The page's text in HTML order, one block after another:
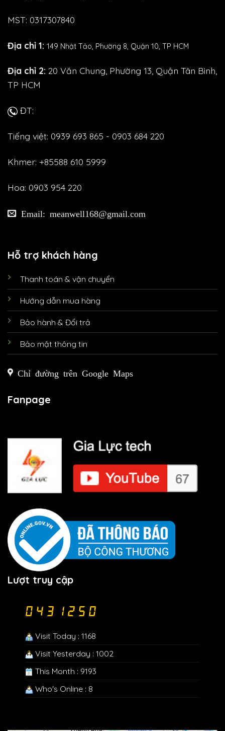
MST: 0317307840
Địa chỉ 1: 149 Nhật Tảo, Phường 8, Quận 10, TP HCM
Địa chỉ 2: 20 Văn Chung, Phường 13, Quận Tân Bình,
TP HCM
ĐT:
Tiếng việt: 0939 693 865 - 0903 684 220
Khmer: +85588 610 5999
Hoa: 0903 954 220
Email: meanwell168@gmail.com
Hỗ trợ khách hàng
Thanh toán & vận chuyển
Hướng dẫn mua hàng
Bảo hành & Đổi trả
Bảo mật thông tin
Chỉ đường trên Google Maps
Fanpage
Lượt truy cập
Visit Today : 1168
Visit Yesterday : 1002
This Month : 9193
Who's Online : 8